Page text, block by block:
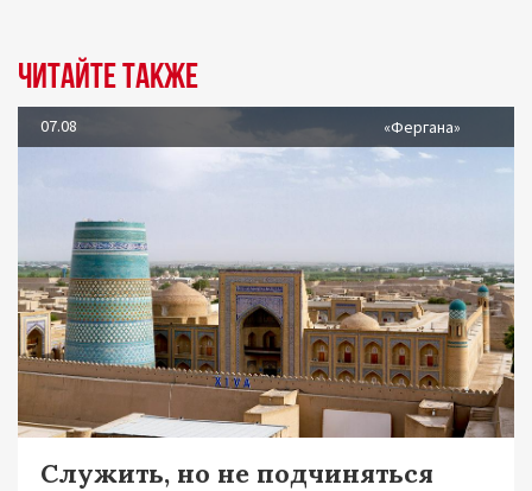
Читайте также
07.08 «Фергана»
Служить, но не подчиняться